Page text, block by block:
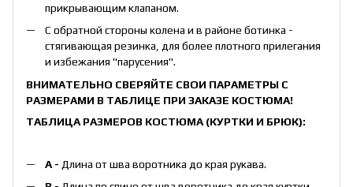
прикрывающим клапаном.
С обратной стороны колена и в районе ботинка -
стягивающая резинка, для более плотного прилегания
и избежания "парусения".
ВНИМАТЕЛЬНО СВЕРЯЙТЕ СВОИ ПАРАМЕТРЫ С
РАЗМЕРАМИ В ТАБЛИЦЕ ПРИ ЗАКАЗЕ КОСТЮМА!
ТАБЛИЦА РАЗМЕРОВ КОСТЮМА (КУРТКИ И БРЮК):
А - Длина от шва воротника до края рукава.